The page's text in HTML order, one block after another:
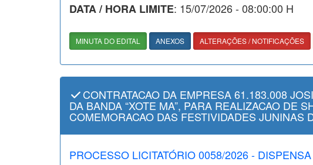
DATA / HORA LIMITE: 15/07/2026 - 08:00:00 H
MINUTA DO EDITAL ANEXOS ALTERAÇÕES / NOTIFICAÇÕES
CONTRATACAO DA EMPRESA 61.183.008
DA BANDA “XOTE MA”, PARA REALIZACAO DE
COMEMORACAO DAS FESTIVIDADES JUNINAS
PROCESSO LICITATÓRIO 0058/2026 -